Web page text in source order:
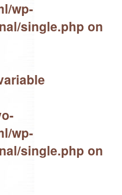
wp-
single.php on
wp-
single.php on